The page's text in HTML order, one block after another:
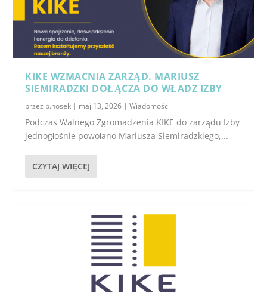
KIKE WZMACNIA ZARZĄD. MARIUSZ
SIEMIRADZKI DOŁĄCZA DO WŁADZ IZBY
przez p.nosek | maj 13, 2026 |Wiadomości
Podczas Walnego Zgromadzenia KIKE do zarządu Izby
jednogłośnie powołano Mariusza Siemiradzkiego,...
CZYTAJ WIĘCEJ